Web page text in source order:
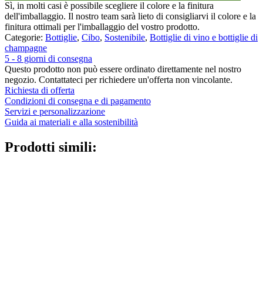
Sì, in molti casi è possibile scegliere il colore e la finitura
dell'imballaggio. Il nostro team sarà lieto di consigliarvi il colore e la
finitura ottimali per l'imballaggio del vostro prodotto.
Categorie: Bottiglie, Cibo, Sostenibile, Bottiglie di vino e bottiglie di
champagne
5 - 8 giorni di consegna
Questo prodotto non può essere ordinato direttamente nel nostro
negozio. Contattateci per richiedere un'offerta non vincolante.
Richiesta di offerta
Condizioni di consegna e di pagamento
Servizi e personalizzazione
Guida ai materiali e alla sostenibilità
Prodotti simili: